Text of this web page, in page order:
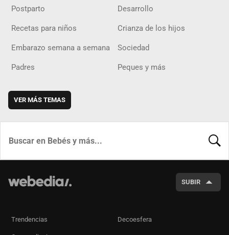
Postparto Desarrollo
Recetas para niños Crianza de los hijos
Embarazo semana a semana Sociedad
Padres Peques y más
VER MÁS TEMAS
SUBIR
Trendencias Decoesfera